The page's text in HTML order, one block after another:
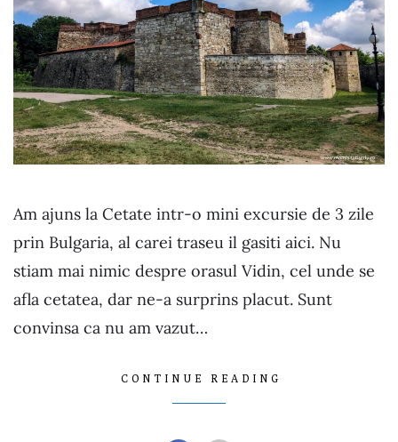
Am ajuns la Cetate intr-o mini excursie de 3 zile
prin Bulgaria, al carei traseu il gasiti aici. Nu
stiam mai nimic despre orasul Vidin, cel unde se
afla cetatea, dar ne-a surprins placut. Sunt
convinsa ca nu am vazut…
CONTINUE READING